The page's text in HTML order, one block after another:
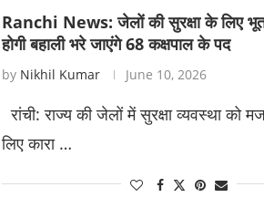
Ranchi News: जेलों की सुरक्षा के लिए
होगी बहाली भरे जाएंगे 68 कक्षपाल के पद
by Nikhil Kumar June 10, 2026
रांची: राज्य की जेलों में सुरक्षा व्यवस्था को
लिए कारा …